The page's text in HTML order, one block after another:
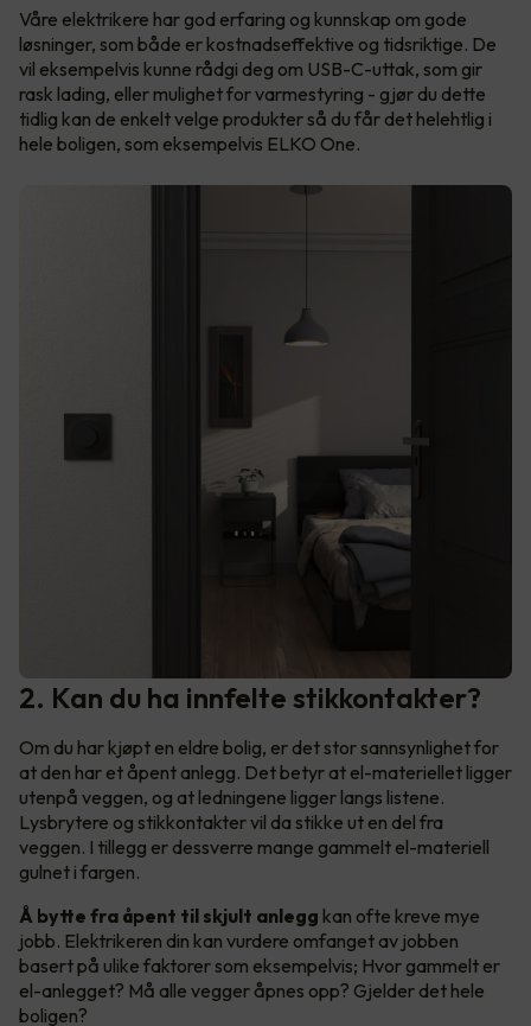
Våre elektrikere har god erfaring og kunnskap om gode
løsninger, som både er kostnadseffektive og tidsriktige. De
vil eksempelvis kunne rådgi deg om USB-C-uttak, som gir
rask lading, eller mulighet for varmestyring - gjør du dette
tidlig kan de enkelt velge produkter så du får det helehtlig i
hele boligen, som eksempelvis ELKO One.
2. Kan du ha innfelte stikkontakter?
Om du har kjøpt en eldre bolig, er det stor sannsynlighet for
at den har et åpent anlegg. Det betyr at el-materiellet ligger
utenpå veggen, og at ledningene ligger langs listene.
Lysbrytere og stikkontakter vil da stikke ut en del fra
veggen. I tillegg er dessverre mange gammelt el-materiell
gulnet i fargen.
Å bytte fra åpent til skjult anlegg kan ofte kreve mye
jobb. Elektrikeren din kan vurdere omfanget av jobben
basert på ulike faktorer som eksempelvis; Hvor gammelt er
el-anlegget? Må alle vegger åpnes opp? Gjelder det hele
boligen?